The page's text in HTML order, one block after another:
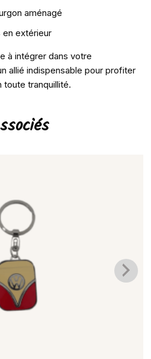
aménagé
en extérieur
à intégrer dans votre
allié indispensable pour profiter
toute tranquillité.